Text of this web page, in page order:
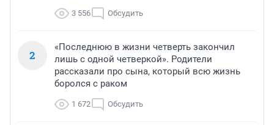
3 556 Обсудить
2
«Последнюю в жизни четверть закончил
лишь с одной четверкой». Родители
рассказали про сына, который всю жизнь
боролся с раком
1 672 Обсудить